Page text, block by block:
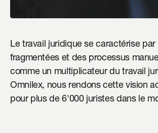
Le travail juridique se caractérise
fragmentées et des processus
comme un multiplicateur du travail
Omnilex, nous rendons cette vision
pour plus de 6'000 juristes dans le